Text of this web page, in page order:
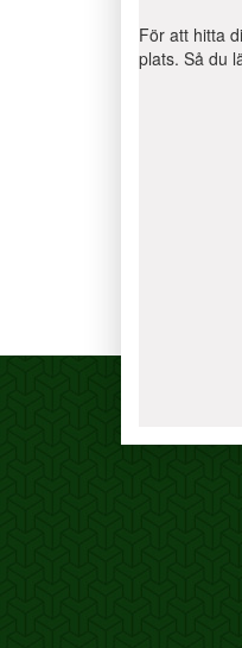
För att hitta
plats. Så du